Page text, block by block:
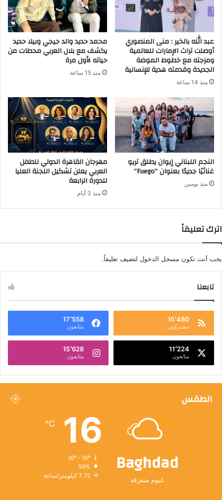
ك
ر
و
ن
ي
عبد الله بالخير : منى المنصوري
أوصلت تراث الإمارات للعالمية
ومزجته مع خطوط الموضة
الجديدة وقدمته هدية للإنسانية
منذ 14 ساعة
محمد حديد والد جيجي وبيلا حديد
يكشف مع بلال العربي محطات من
حياته لأول مرة
منذ 15 ساعة
النجم اللبناني إيوان يطلق تريو
غنائيًا جديدًا بعنوان “Fuego”
منذ يومين
مهرجان القاهرة الدولي للطفل
العربي يعلن تشكيل اللجنة العليا
للدورة الرابعة
منذ 3 أيام
اترك تعليقاً
يجب أنت تكون مسجل الدخول لتضيف تعليقاً.
تابعنا
15٬480
مشتركون
17٬558
متابعون
11٬224
متابعون
15٬628
متابعون
الطقس
Baghdad
غيوم متفرقة
16
℃
59%
7.72 كيلومتر/ساعة